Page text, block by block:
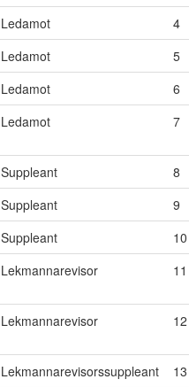
Ledamot
4
Ledamot
5
Ledamot
6
Ledamot 7
Suppleant
8
Suppleant
9
Suppleant
10
Lekmannarevisor 11
Lekmannarevisor 12
Lekmannarevisorssuppleant
13